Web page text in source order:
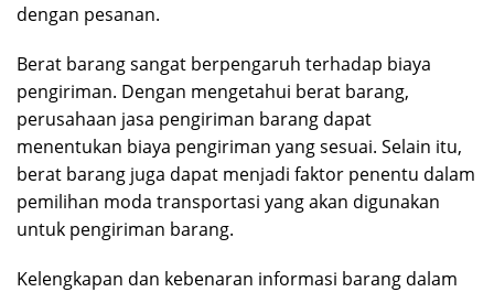
dengan pesanan.
Berat barang sangat berpengaruh terhadap biaya
pengiriman. Dengan mengetahui berat barang,
perusahaan jasa pengiriman barang dapat
menentukan biaya pengiriman yang sesuai. Selain itu,
berat barang juga dapat menjadi faktor penentu dalam
pemilihan moda transportasi yang akan digunakan
untuk pengiriman barang.
Kelengkapan dan kebenaran informasi barang dalam